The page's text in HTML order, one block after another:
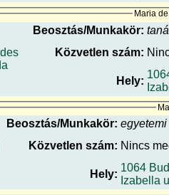
Maria
Beosztás/Munkakör:
Közvetlen szám:
Hely:
Beosztás/Munkakör:
Közvetlen szám: Nincs
Hely:
1064
Izabella